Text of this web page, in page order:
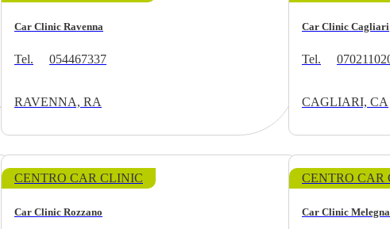
Car Clinic Ravenna
Tel. 054467337
RAVENNA, RA
Car Clinic Cagliari
Tel.
CAGLIARI, CA
CENTRO CAR CLINIC
Car Clinic Rozzano
CENTRO CAR
Car Clinic